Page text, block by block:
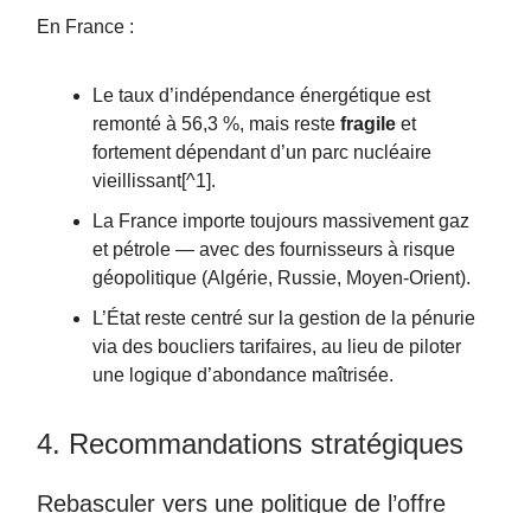
En France :
Le taux d’indépendance énergétique est
remonté à 56,3 %, mais reste fragile et
fortement dépendant d’un parc nucléaire
vieillissant[^1].
La France importe toujours massivement gaz
et pétrole — avec des fournisseurs à risque
géopolitique (Algérie, Russie, Moyen-Orient).
L’État reste centré sur la gestion de la pénurie
via des boucliers tarifaires, au lieu de piloter
une logique d’abondance maîtrisée.
4. Recommandations stratégiques
Rebasculer vers une politique de l’offre